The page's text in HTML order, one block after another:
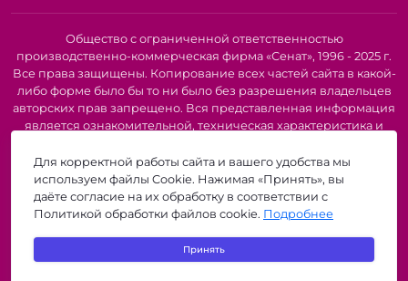
Общество с ограниченной ответственностью
производственно-коммерческая фирма «Сенат», 1996 - 2025 г.
Все права защищены. Копирование всех частей сайта в какой-
либо форме было бы то ни было без разрешения владельцев
авторских прав запрещено. Вся представленная информация
является ознакомительной, техническая характеристика и
информации о наличии и стоимости указанных товаров и
(или) услуг, пожалуйста, обратитесь к нашим менеджерам по
телефону или по электронной почте. Описание и
изображение товара носят информационный характер и
представленных в технической документации производителя.
Производители о предоставлении за собой права на
Для корректной работы сайта и вашего удобства мы
используем файлы Cookie. Нажимая «Принять», вы
даёте согласие на их обработку в соответствии с
Политикой обработки файлов cookie. Подробнее
Принять